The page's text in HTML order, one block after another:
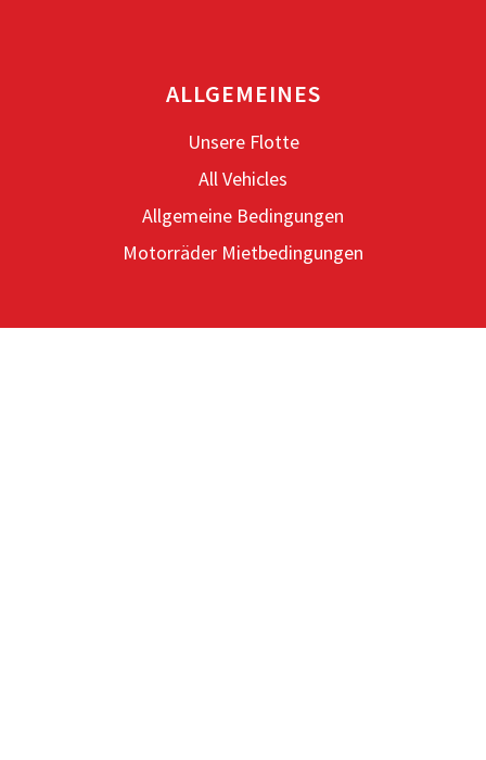
ALLGEMEINES
Unsere Flotte
All Vehicles
Allgemeine Bedingungen
Motorräder Mietbedingungen